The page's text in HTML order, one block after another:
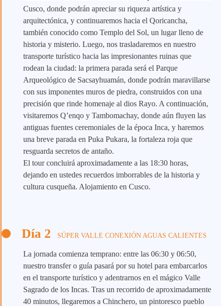
Cusco, donde podrán apreciar su riqueza artística y
arquitectónica, y continuaremos hacia el Qoricancha,
también conocido como Templo del Sol, un lugar lleno de
historia y misterio. Luego, nos trasladaremos en nuestro
transporte turístico hacia las impresionantes ruinas que
rodean la ciudad: la primera parada será el Parque
Arqueológico de Sacsayhuamán, donde podrán maravillarse
con sus imponentes muros de piedra, construidos con una
precisión que rinde homenaje al dios Rayo. A continuación,
visitaremos Q’enqo y Tambomachay, donde aún fluyen las
antiguas fuentes ceremoniales de la época Inca, y haremos
una breve parada en Puka Pukara, la fortaleza roja que
resguarda secretos de antaño.
El tour concluirá aproximadamente a las 18:30 horas,
dejando en ustedes recuerdos imborrables de la historia y
cultura cusqueña. Alojamiento en Cusco.
Día 2 SÚPER VALLE CONEXIÓN AGUAS CALIENTES
La jornada comienza temprano: entre las 06:30 y 06:50,
nuestro transfer o guía pasará por su hotel para embarcarlos
en el transporte turístico y adentrarnos en el mágico Valle
Sagrado de los Incas. Tras un recorrido de aproximadamente
40 minutos, llegaremos a Chinchero, un pintoresco pueblo